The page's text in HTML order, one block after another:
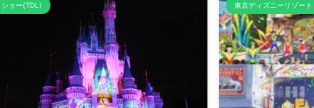
ショー(TDL) 東京ディズニーリゾート